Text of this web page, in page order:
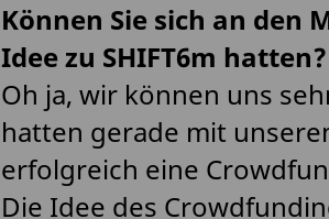
Können Sie sich an den
Idee zu SHIFT6m
Oh ja, wir können uns
hatten gerade mit
erfolgreich eine
Die Idee des